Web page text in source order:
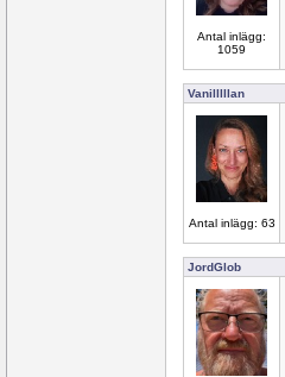
Antal inlägg:
1059
Vanilllllan
Antal inlägg: 63
JordGlob